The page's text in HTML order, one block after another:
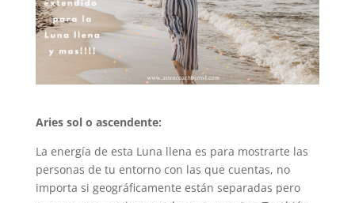
Aries sol o ascendente:
La energía de esta Luna llena es para mostrarte las
personas de tu entorno con las que cuentas, no
importa si geográficamente están separadas pero